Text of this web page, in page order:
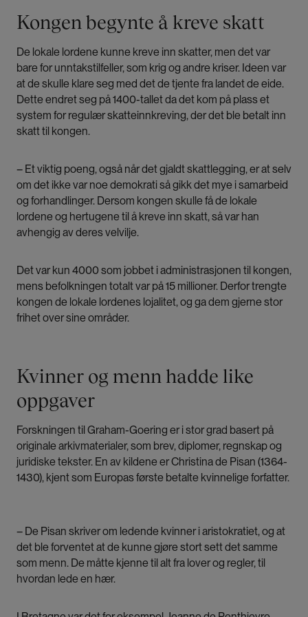
Kongen begynte å kreve skatt
De lokale lordene kunne kreve inn skatter, men det var
bare for unntakstilfeller, som krig og andre kriser. Ideen var
at de skulle klare seg med det de tjente fra landet de eide.
Dette endret seg på 1400-tallet da det kom på plass et
system for regulær skatteinnkreving, der det ble betalt inn
skatt til kongen.
– Et viktig poeng, også når det gjaldt skattlegging, er at selv
om det ikke var noe demokrati så gikk det mye i samarbeid
og forhandlinger. Dersom kongen skulle få de lokale
lordene og hertugene til å kreve inn skatt, så var han
avhengig av deres velvilje.
Det var kun 4000 som jobbet i administrasjonen til kongen,
mens befolkningen totalt var på 15 millioner. Derfor trengte
kongen de lokale lordenes lojalitet, og ga dem gjerne stor
frihet over sine områder.
Kvinner og menn hadde like
oppgaver
Forskningen til Graham-Goering er i stor grad basert på
originale arkivmaterialer, som brev, diplomer, regnskap og
juridiske tekster. En av kildene er Christina de Pisan (1364-
1430), kjent som Europas første betalte kvinnelige forfatter.
– De Pisan skriver om ledende kvinner i aristokratiet, og at
det ble forventet at de kunne gjøre stort sett det samme
som menn. De måtte kjenne til alt fra lover og regler, til
hvordan lede en hær.